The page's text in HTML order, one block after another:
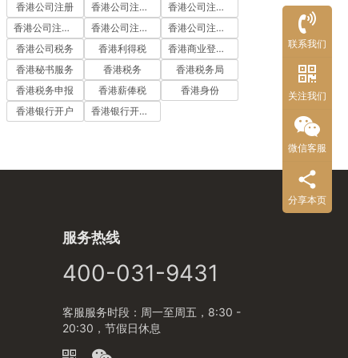
香港公司注册
香港公司注册代办
香港公司注册处
香港公司注册流程
香港公司注册费用
香港公司注册资料
香港公司税务
香港利得税
香港商业登记证
香港秘书服务
香港税务
香港税务局
香港税务申报
香港薪俸税
香港身份
香港银行开户
香港银行开户流程
服务热线
400-031-9431
客服服务时段：周一至周五，8:30 -
20:30，节假日休息
联系我们
关注我们
微信客服
分享本页